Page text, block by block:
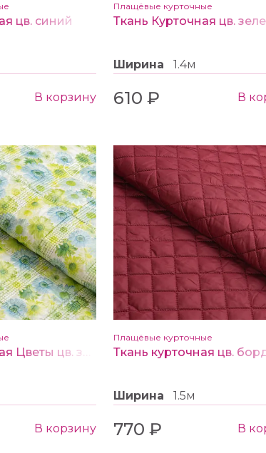
цв. синий
В корзину
Плащёвые курточные
Ткань Курточная цв.
Ширина 1.4м
610 ₽ В
Ткань Курточная Цветы цв. зеленый
В корзину
Плащёвые курточные
Ширина 1.5м
770 ₽ В